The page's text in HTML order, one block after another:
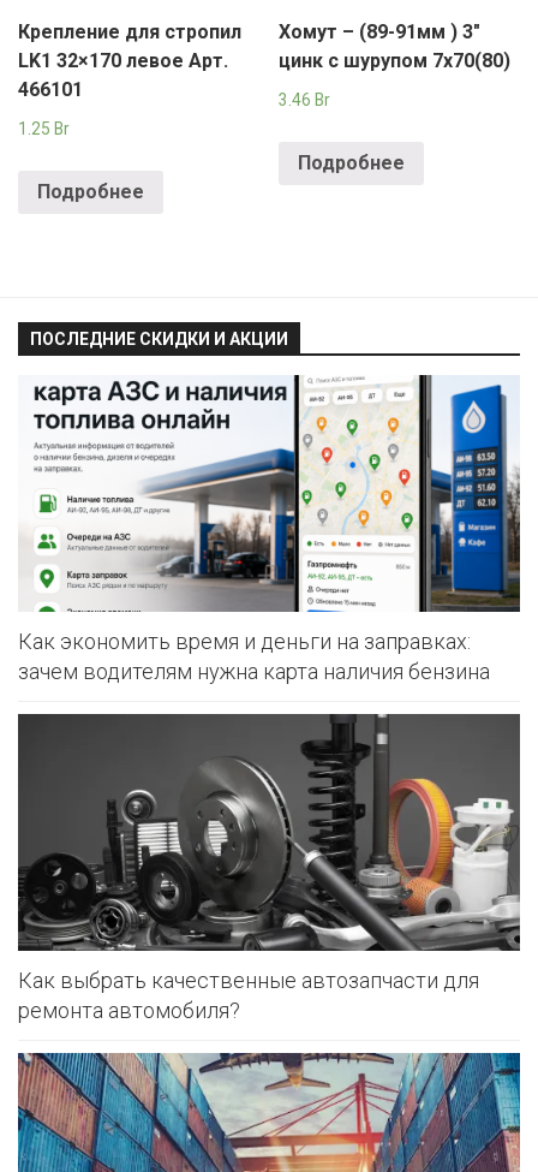
Крепление для стропил
LK1 32×170 левое Арт.
466101
1.25 Br
Подробнее
Хомут – (89-91мм ) 3″
цинк с шурупом 7х70(80)
3.46 Br
Подробнее
ПОСЛЕДНИЕ СКИДКИ И АКЦИИ
Как экономить время и деньги на заправках:
зачем водителям нужна карта наличия бензина
Как выбрать качественные автозапчасти для
ремонта автомобиля?